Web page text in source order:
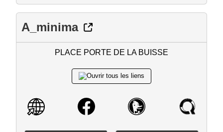
A_minima
PLACE PORTE DE LA BUISSE